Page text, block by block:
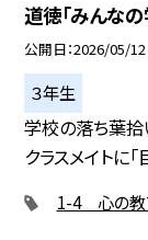
道徳「みんなの
公開日 2026/05/12
３年生
学校の落ち葉拾
クラスメイトに
1-4 心の教